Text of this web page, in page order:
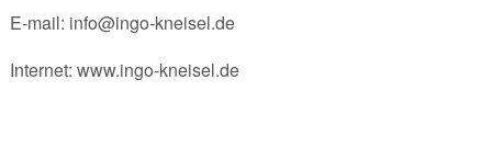
E-mail: info@ingo-kneisel.de
Internet: www.ingo-kneisel.de